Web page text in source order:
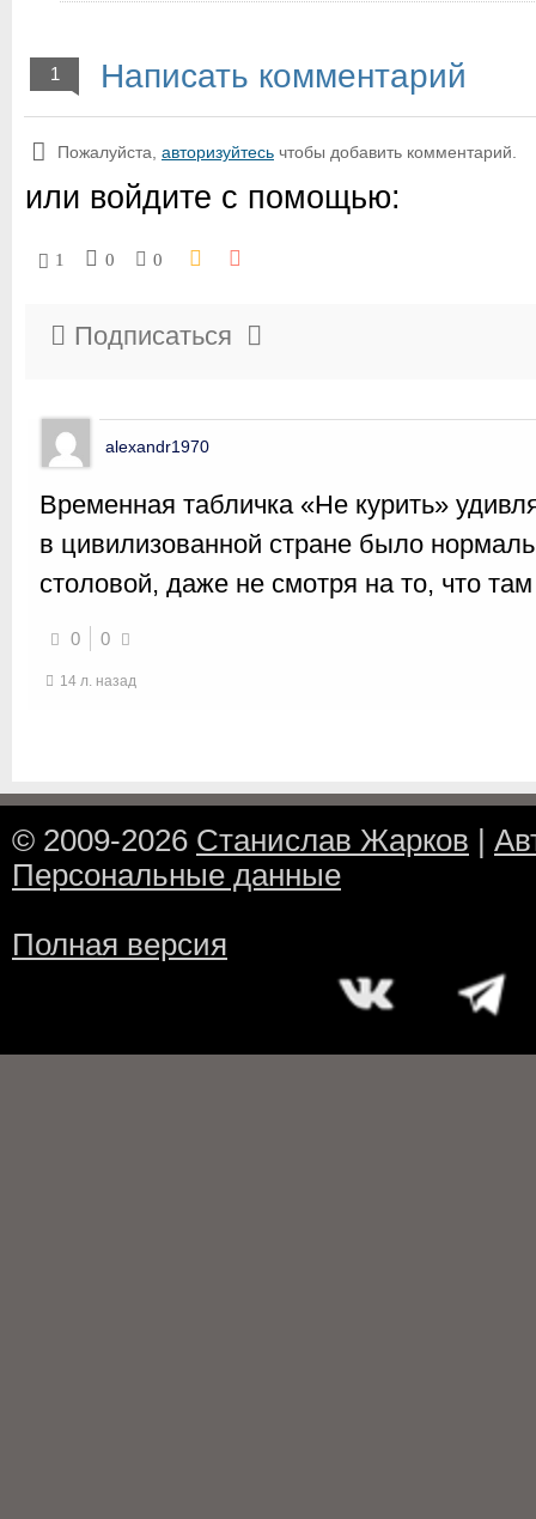
1 Написать комментарий
Пожалуйста, авторизуйтесь чтобы добавить комментарий.
или войдите с помощью:
1 0 0
Подписаться
alexandr1970
Временная табличка «Не курить»
в цивилизованной стране было
столовой, даже не смотря на то, что
0 0
14 л. назад
© 2009-2026 Станислав Жарков
Персональные данные
Полная версия